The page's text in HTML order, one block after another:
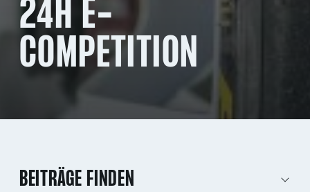
24H E-
COMPETITION
BEITRÄGE FINDEN